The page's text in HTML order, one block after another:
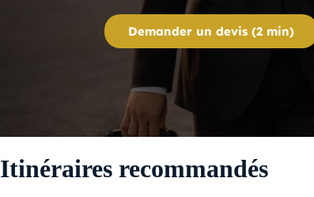
Demander un devis (2 min)
Itinéraires recommandés